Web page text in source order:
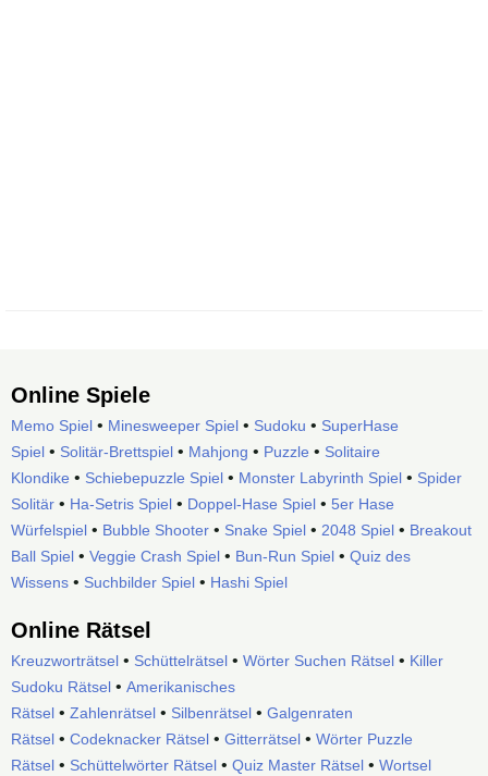
Online Spiele
Memo Spiel • Minesweeper Spiel • Sudoku • SuperHase
Spiel • Solitär-Brettspiel • Mahjong • Puzzle • Solitaire
Klondike • Schiebepuzzle Spiel • Monster Labyrinth Spiel • Spider
Solitär • Ha-Setris Spiel • Doppel-Hase Spiel • 5er Hase
Würfelspiel • Bubble Shooter • Snake Spiel • 2048 Spiel • Breakout
Ball Spiel • Veggie Crash Spiel • Bun-Run Spiel • Quiz des
Wissens • Suchbilder Spiel • Hashi Spiel
Online Rätsel
Kreuzworträtsel • Schüttelrätsel • Wörter Suchen Rätsel • Killer
Sudoku Rätsel • Amerikanisches
Rätsel • Zahlenrätsel • Silbenrätsel • Galgenraten
Rätsel • Codeknacker Rätsel • Gitterrätsel • Wörter Puzzle
Rätsel • Schüttelwörter Rätsel • Quiz Master Rätsel • Wortsel